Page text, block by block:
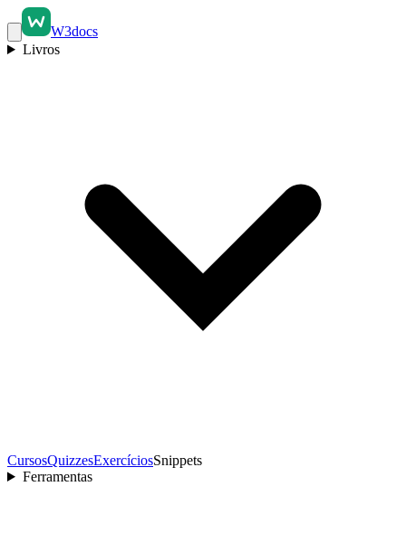
W3docs
Livros
CursosQuizzesExercíciosSnippets
Ferramentas